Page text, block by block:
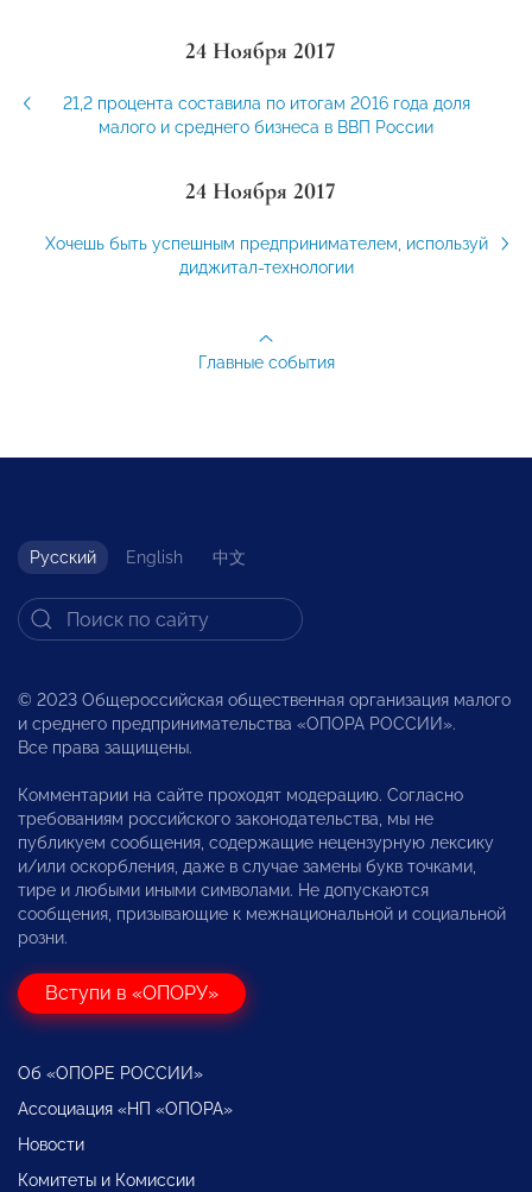
24 Ноября 2017
21,2 процента составила по итогам 2016 года доля
малого и среднего бизнеса в ВВП России
24 Ноября 2017
Хочешь быть успешным предпринимателем, используй
диджитал-технологии
Главные события
Русский English 中文
© 2023 Общероссийская общественная организация малого
и среднего предпринимательства «ОПОРА РОССИИ».
Все права защищены.
Комментарии на сайте проходят модерацию. Согласно
требованиям российского законодательства, мы не
публикуем сообщения, содержащие нецензурную лексику
и/или оскорбления, даже в случае замены букв точками,
тире и любыми иными символами. Не допускаются
сообщения, призывающие к межнациональной и социальной
розни.
Вступи в «ОПОРУ»
Об «ОПОРЕ РОССИИ»
Ассоциация «НП «ОПОРА»
Новости
Комитеты и Комиссии